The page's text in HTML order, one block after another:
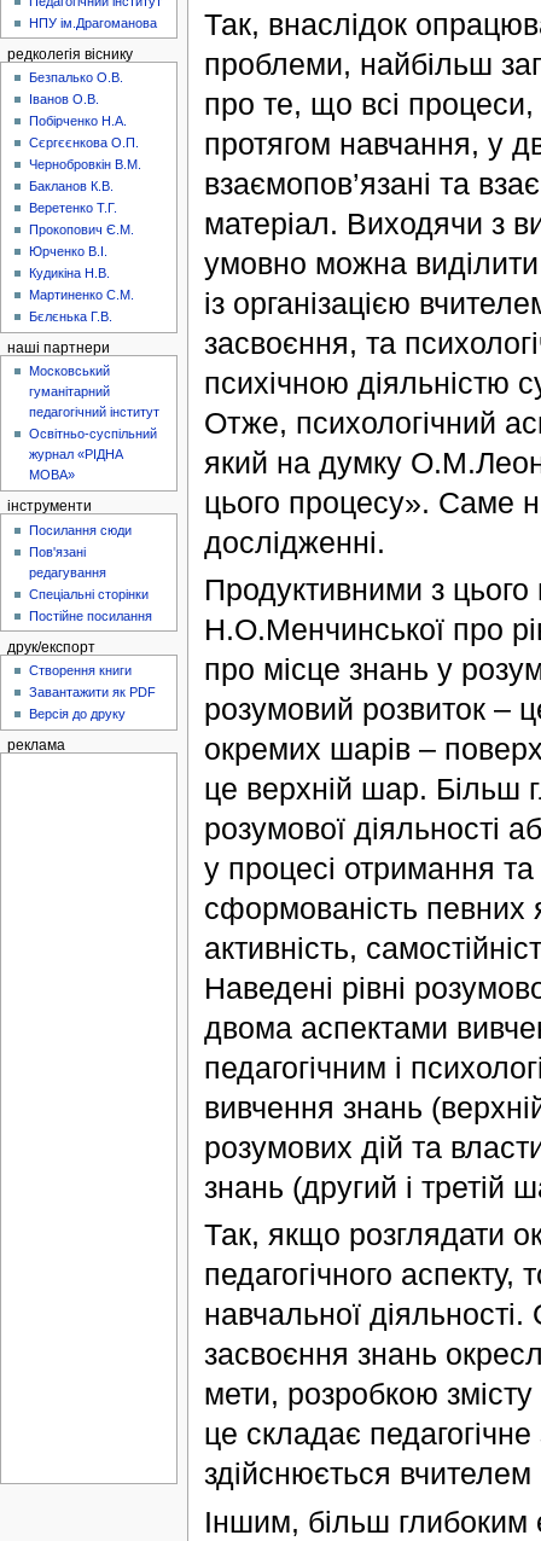
Так, внаслідок
проблеми, найбільш
про те, що всі
протягом навчання, у
взаємопов’язані та
матеріал. Виходячи з
умовно можна виділити
із організацією
засвоєння, та
психічною діяльністю
Отже, психологічний
який на думку
цього процесу». Саме
дослідженні.
Продуктивними з
Н.О.Менчинської про
про місце знань у
розумовий розвиток –
окремих шарів –
це верхній шар. Більш
розумової діяльності
у процесі отримання
сформованість певних
активність,
Наведені рівні
двома аспектами
педагогічним і
вивчення знань
розумових дій та
знань (другий і третій
Так, якщо розглядати
педагогічного
навчальної
засвоєння знань
мети, розробкою
це складає
здійснюється вчителем
Іншим, більш глибоким
НПУ ім.Драгоманова
редколегія віснику
Безпалько О.В.
Іванов О.В.
Побірченко Н.А.
Сєргєєнкова О.П.
Чернобровкін В.М.
Бакланов К.В.
Веретенко Т.Г.
Прокопович Є.М.
Юрченко В.І.
Кудикіна Н.В.
Мартиненко С.М.
Бєлєнька Г.В.
наші партнери
Московський
гуманітарний
педагогічний інститут
Освітньо-суспільний
журнал «РІДНА
МОВА»
інструменти
Посилання сюди
Пов'язані
редагування
Спеціальні сторінки
Постійне посилання
друк/експорт
Створення книги
Завантажити як PDF
Версія до друку
реклама